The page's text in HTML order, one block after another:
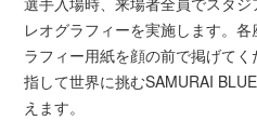
レオグラフィーを実施します。
ラフィー用紙を顔の前で掲げて
指して世界に挑むSAMURAI
えます。